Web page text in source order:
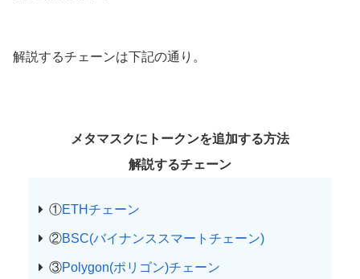
解説するチェーンは下記の通り。
メタマスクにトークンを追加する方法
解説するチェーン
①ETHチェーン
②BSC(バイナンススマートチェーン)
③Polygon(ポリゴン)チェーン